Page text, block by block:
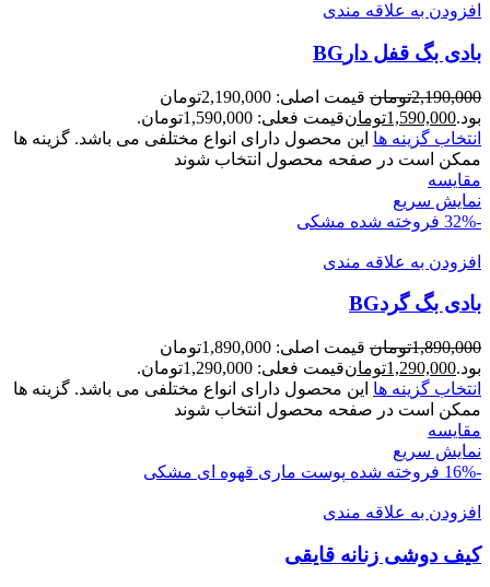
افزودن به علاقه مندی
بادی بگ قفل دارBG
2,190,000تومان
قیمت اصلی: 2,190,000تومان
بود.1,590,000تومانقیمت فعلی: 1,590,000تومان.
انتخاب گزینه ها این محصول دارای انواع مختلفی می باشد. گزینه ها
ممکن است در صفحه محصول انتخاب شوند
مقايسه
نمایش سریع
-32%
فروخته شده مشکی
افزودن به علاقه مندی
بادی بگ گردBG
1,890,000تومان
قیمت اصلی: 1,890,000تومان
بود.1,290,000تومانقیمت فعلی: 1,290,000تومان.
انتخاب گزینه ها این محصول دارای انواع مختلفی می باشد. گزینه ها
ممکن است در صفحه محصول انتخاب شوند
مقايسه
نمایش سریع
-16%
فروخته شده پوست ماری قهوه ای مشکی
افزودن به علاقه مندی
کيف دوشی زنانه قايقی